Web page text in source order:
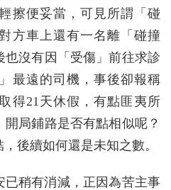
擦便妥當，可見所謂「碰
方車上還有一名離「碰撞
沒有因「受傷」前往求診
最遠的司機，事後卻報稱
得21天休假，有點匪夷所
局鋪路是否有點相似呢？
後續如何還是未知之數。
已稍有消減，正因為苦主事